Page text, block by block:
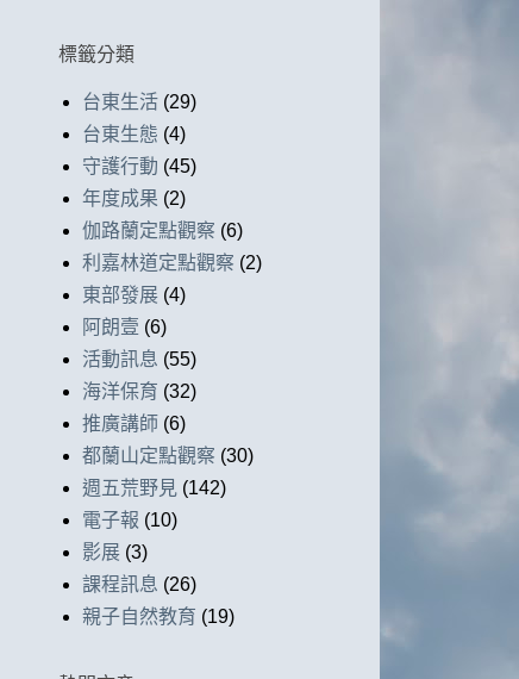
標籤分類
台東生活 (29)
台東生態 (4)
守護行動 (45)
年度成果 (2)
伽路蘭定點觀察 (6)
利嘉林道定點觀察 (2)
東部發展 (4)
阿朗壹 (6)
活動訊息 (55)
海洋保育 (32)
推廣講師 (6)
都蘭山定點觀察 (30)
週五荒野見 (142)
電子報 (10)
影展 (3)
課程訊息 (26)
親子自然教育 (19)